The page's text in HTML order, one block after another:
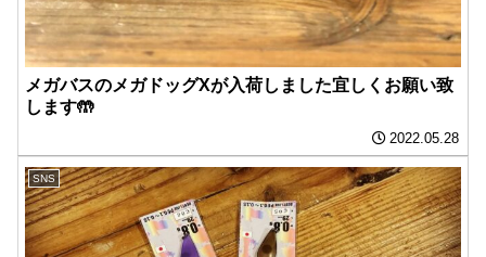
メガバスのメガドッグXが入荷しました️宜しくお願い致
します🤲
2022.05.28
SNS